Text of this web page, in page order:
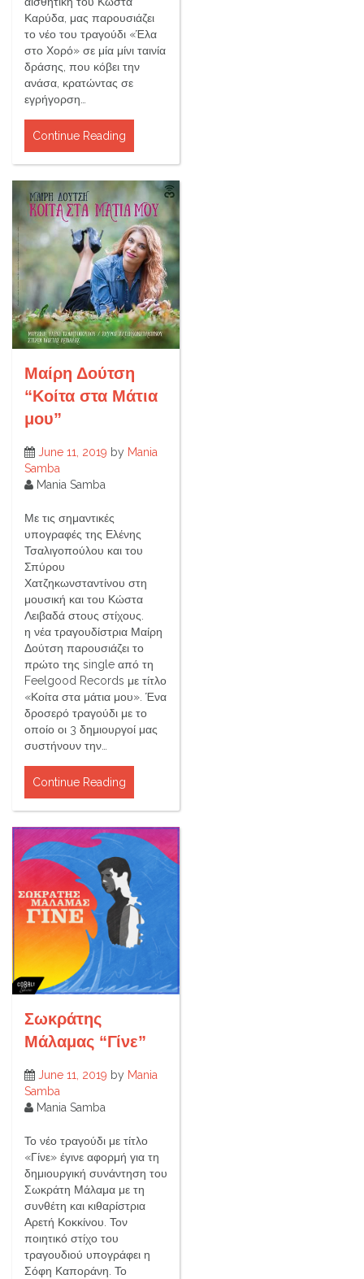
Καρύδα, μας παρουσιάζει
το νέο του τραγούδι «Έλα
στο Χορό» σε μία μίνι ταινία
δράσης, που κόβει την
ανάσα, κρατώντας σε
εγρήγορση…
Continue Reading
Μαίρη Δούτση
“Κοίτα στα Μάτια
μου”
June 11, 2019 by Mania
Samba
Mania Samba
Με τις σημαντικές
υπογραφές της Ελένης
Τσαλιγοπούλου και του
Σπύρου
Χατζηκωνσταντίνου στη
μουσική και του Κώστα
Λειβαδά στους στίχους.
η νέα τραγουδίστρια Μαίρη
Δούτση παρουσιάζει το
πρώτο της single από τη
Feelgood Records με τίτλο
«Κοίτα στα μάτια μου». Ένα
δροσερό τραγούδι με το
οποίο οι 3 δημιουργοί μας
συστήνουν την…
Continue Reading
Σωκράτης
Μάλαμας “Γίνε”
June 11, 2019 by Mania
Samba
Mania Samba
Το νέο τραγούδι με τίτλο
«Γίνε» έγινε αφορμή για τη
δημιουργική συνάντηση του
Σωκράτη Μάλαμα με τη
συνθέτη και κιθαρίστρια
Αρετή Κοκκίνου. Τον
ποιητικό στίχο του
τραγουδιού υπογράφει η
Σόφη Καποράνη. Το